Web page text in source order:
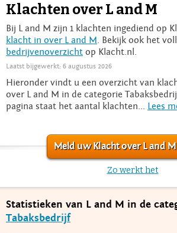
Login
Klachten over L and M
Bij L and M zijn 1 klachten ingediend op
klacht in over L and M . Bekijk ook het
bedrijvenoverzicht op Klacht.nl.
Laatst bijgewerkt: 6 augustus 2026
Hieronder vindt u een overzicht van
over L and M in de categorie
pagina staat het aantal klachten... Lees
Meld uw Klacht over L and M
Zo werkt het
Statistieken van L and M in de
Tabaksbedrijf